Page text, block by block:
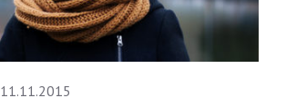
11.11.2015